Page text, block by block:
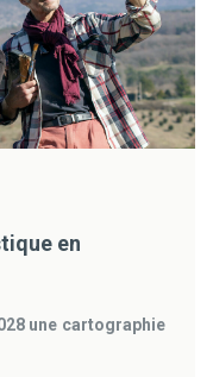
en
une cartographie